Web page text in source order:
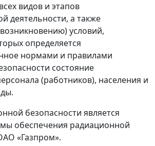
видов и этапов
деятельности, а также
условий,
определяется
нормами и правилами
состояние
(работников), населения и
безопасности является
обеспечения радиационной
«Газпром».